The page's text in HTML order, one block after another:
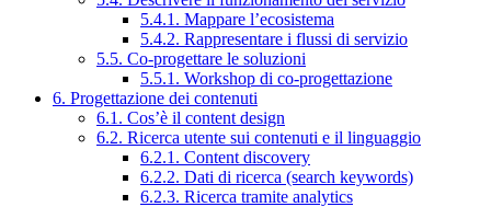
5.4.1. Mappare l’ecosistema
5.4.2. Rappresentare i flussi di servizio
5.5. Co-progettare le soluzioni
5.5.1. Workshop di co-progettazione
6. Progettazione dei contenuti
6.1. Cos’è il content design
6.2. Ricerca utente sui contenuti e il linguaggio
6.2.1. Content discovery
6.2.2. Dati di ricerca (search keywords)
6.2.3. Ricerca tramite analytics